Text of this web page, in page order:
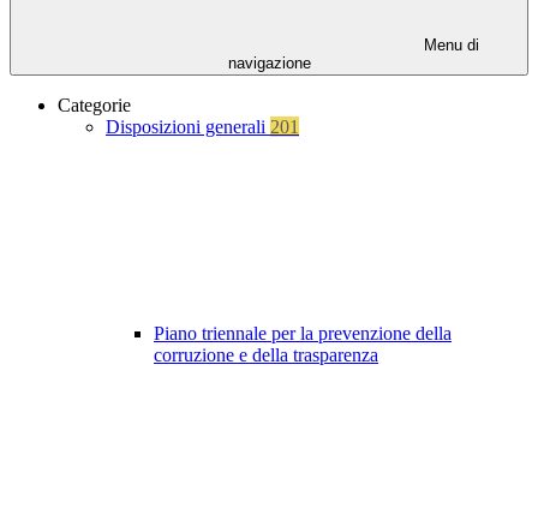
Menu di
navigazione
Categorie
Disposizioni generali 201
Piano triennale per la prevenzione della
corruzione e della trasparenza